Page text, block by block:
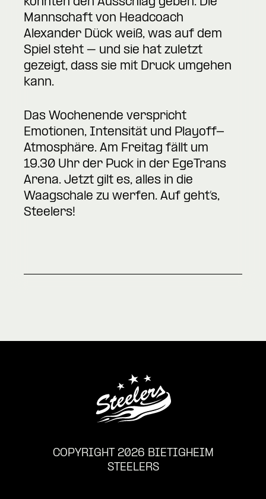
könnten den Ausschlag geben. Die
Mannschaft von Headcoach
Alexander Dück weiß, was auf dem
Spiel steht – und sie hat zuletzt
gezeigt, dass sie mit Druck umgehen
kann.
Das Wochenende verspricht
Emotionen, Intensität und Playoff-
Atmosphäre. Am Freitag fällt um
19.30 Uhr der Puck in der EgeTrans
Arena. Jetzt gilt es, alles in die
Waagschale zu werfen. Auf geht’s,
Steelers!
COPYRIGHT 2026 BIETIGHEIM
STEELERS